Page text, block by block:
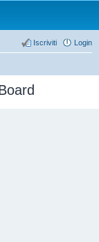
Login
Iscriviti